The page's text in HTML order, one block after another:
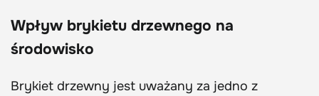
Wpływ brykietu drzewnego na
środowisko
Brykiet drzewny jest uważany za jedno z